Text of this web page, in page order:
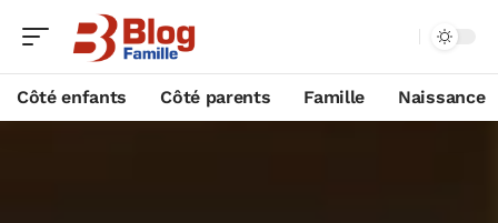
Côté enfants Côté parents Famille Naissance